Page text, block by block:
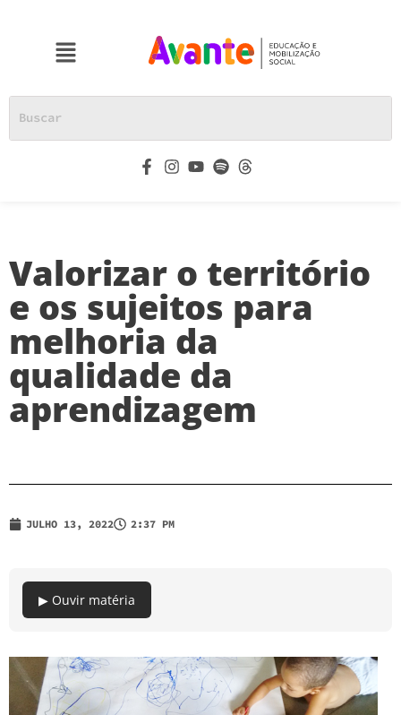
Valorizar o território
e os sujeitos para
melhoria da
qualidade da
aprendizagem
JULHO 13, 2022 2:37 PM
▶ Ouvir matéria